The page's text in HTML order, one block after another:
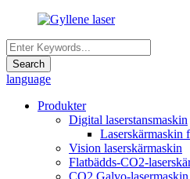
language
Produkter
Digital laserstansmaskin
Laserskärmaskin
Vision laserskärmaskin
Flatbädds-CO2-
CO2 Galvo-lasermaskin